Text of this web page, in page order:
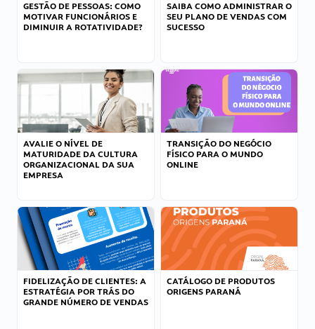
GESTÃO DE PESSOAS: COMO
MOTIVAR FUNCIONÁRIOS E
DIMINUIR A ROTATIVIDADE?
SAIBA COMO ADMINISTRAR O
SEU PLANO DE VENDAS COM
SUCESSO
AVALIE O NÍVEL DE
MATURIDADE DA CULTURA
ORGANIZACIONAL DA SUA
EMPRESA
TRANSIÇÃO DO NEGÓCIO
FÍSICO PARA O MUNDO
ONLINE
FIDELIZAÇÃO DE CLIENTES: A
ESTRATÉGIA POR TRÁS DO
GRANDE NÚMERO DE VENDAS
CATÁLOGO DE PRODUTOS
ORIGENS PARANÁ